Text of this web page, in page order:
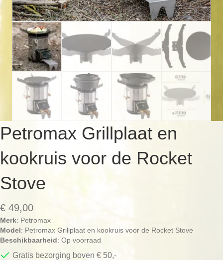
Petromax Grillplaat en
kookruis voor de Rocket
Stove
€ 49,00
Merk: Petromax
Model: Petromax Grillplaat en kookruis voor de Rocket Stove
Beschikbaarheid: Op voorraad
Gratis bezorging boven € 50,-